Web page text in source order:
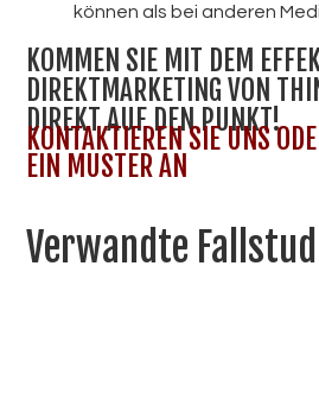
können als bei anderen
KOMMEN SIE MIT DEM
DIREKTMARKETING VON
DIREKT AUF DEN PUNKT!
KONTAKTIEREN SIE UNS
EIN MUSTER AN
Verwandte